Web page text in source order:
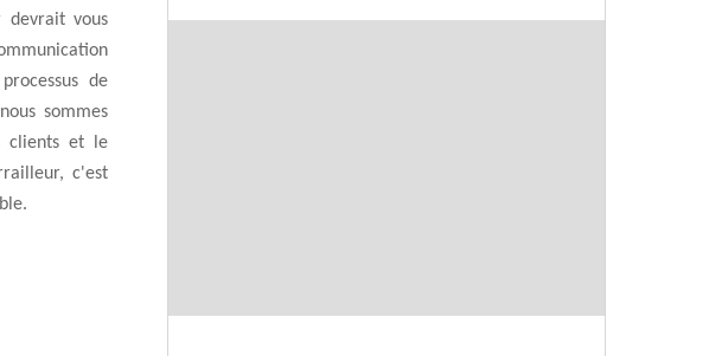
devrait vous
de
sommes
clients et le
c'est